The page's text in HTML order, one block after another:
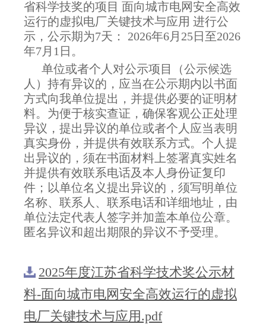
省科学技奖的项目 面向城市电网安全高效
运行的虚拟电厂关键技术与应用 进行公
示，公示期为7天： 2026年6月25日至2026
年7月1日。
单位或者个人对公示项目（公示候选
人）持有异议的，应当在公示期内以书面
方式向我单位提出，并提供必要的证明材
料。为便于核实查证，确保客观公正处理
异议，提出异议的单位或者个人应当表明
真实身份，并提供有效联系方式。个人提
出异议的，须在书面材料上签署真实姓名
并提供有效联系电话及本人身份证复印
件；以单位名义提出异议的，须写明单位
名称、联系人、联系电话和详细地址，由
单位法定代表人签字并加盖本单位公章。
匿名异议和超出期限的异议不予受理。
2025年度江苏省科学技术奖公示材
料-面向城市电网安全高效运行的虚拟
电厂关键技术与应用.pdf